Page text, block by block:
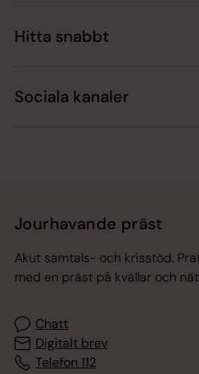
Hitta snabbt
Sociala kanaler
Jourhavande präst
Akut samtals- och krisstöd.
med en präst på kvällar och
Chatt
Digitalt brev
Telefon 112